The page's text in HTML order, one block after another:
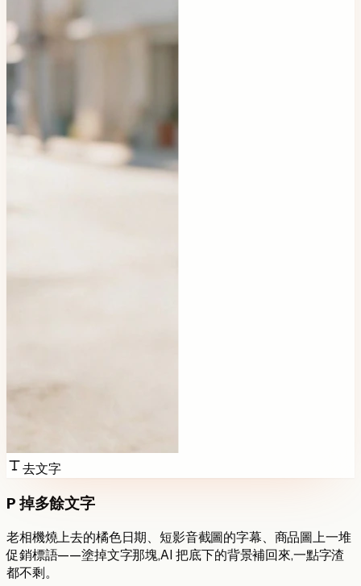
去文字
P 掉多餘文字
老相機燒上去的橘色日期、短影音截圖的字幕、商品圖上一堆
促銷標語——塗掉文字那塊,AI 把底下的背景補回來,一點字渣
都不剩。